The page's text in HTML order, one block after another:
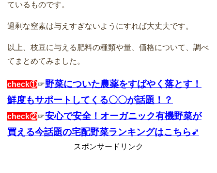
ているものです。
過剰な窒素は与えすぎないようにすれば大丈夫です。
以上、枝豆に与える肥料の種類や量、価格について、調べ
てまとめてみました。
check①☞野菜についた農薬をすばやく落とす！
鮮度もサポートしてくる〇〇が話題！？
check②☞安心で安全！オーガニック有機野菜が
買える今話題の宅配野菜ランキングはこちら➹
スポンサードリンク